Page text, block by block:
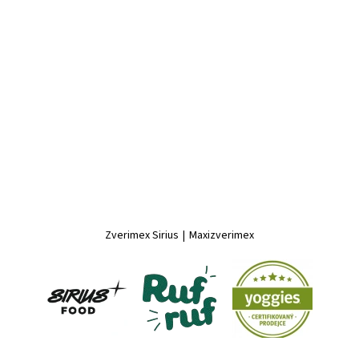
Zverimex Sirius | Maxizverimex